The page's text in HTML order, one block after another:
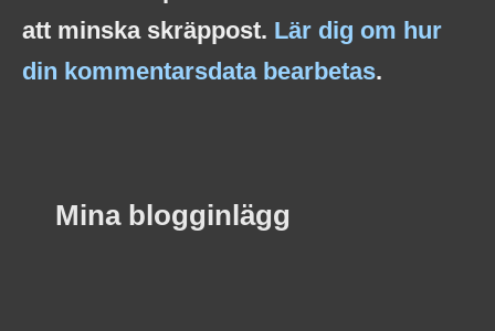
att minska skräppost. Lär dig om hur
din kommentarsdata bearbetas.
Mina blogginlägg